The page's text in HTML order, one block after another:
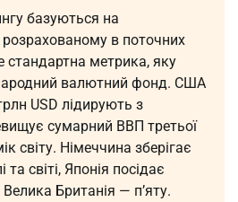
базуються на
в поточних
стандартна метрика, яку
валютний фонд. США
USD лідирують з
сумарний ВВП третьої
світу. Німеччина зберігає
світі, Японія посідає
Британія — п’яту.